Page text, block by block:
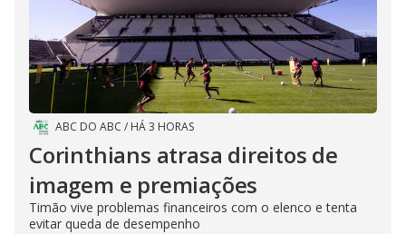
ABC DO ABC / HÁ 3 HORAS
Corinthians atrasa direitos de
imagem e premiações
Timão vive problemas financeiros com o elenco e tenta
evitar queda de desempenho